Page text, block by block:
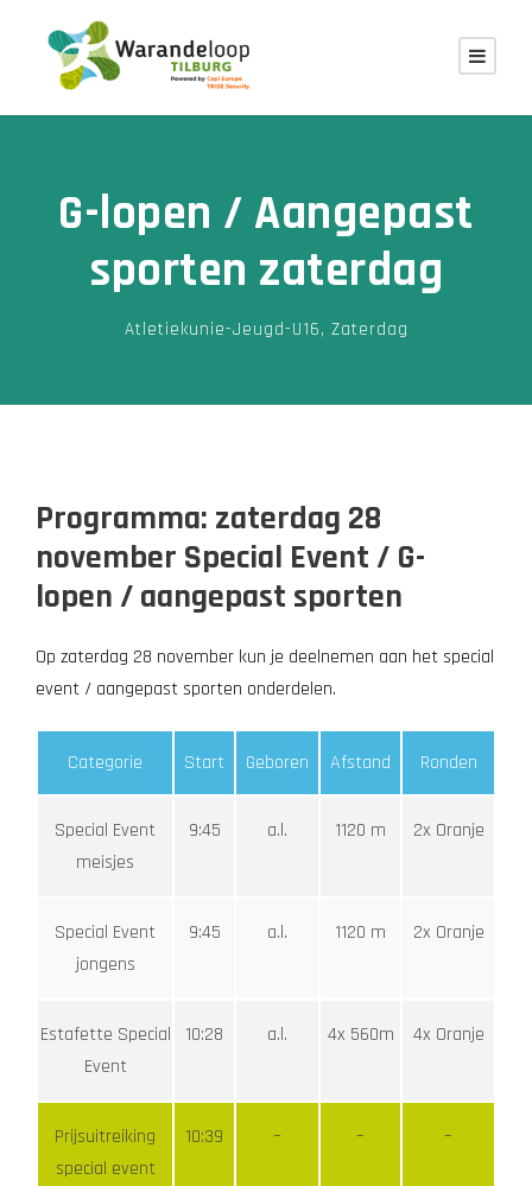
G-lopen / Aangepast
sporten zaterdag
Atletiekunie-Jeugd-U16, Zaterdag
Programma: zaterdag 28
november Special Event / G-
lopen / aangepast sporten
Op zaterdag 28 november kun je deelnemen aan het special
event / aangepast sporten onderdelen.
Categorie Start Geboren Afstand Ronden
Special Event
meisjes
9:45 a.l. 1120 m 2x Oranje
Special Event
jongens
9:45 a.l. 1120 m 2x Oranje
Estafette Special
Event
10:28 a.l. 4x 560m 4x Oranje
Prijsuitreiking
special event
10:39 – – –